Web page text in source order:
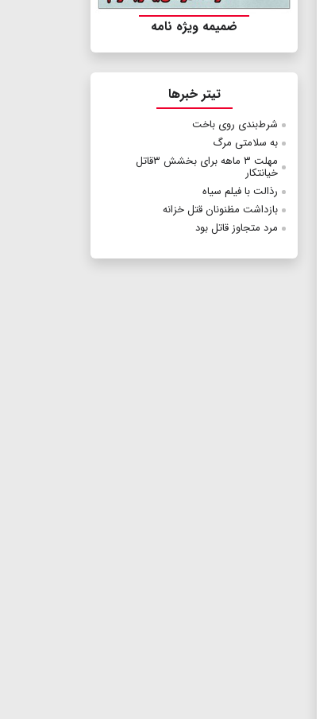
ضمیمه ویژه نامه
تیتر خبرها
شرط‌بندی روی باخت
به سلامتی مرگ
مهلت ۳ ماهه برای بخشش ۳قاتل
خیانتکار
رذالت با فیلم سیاه
بازداشت مظنونان قتل خزانه
مرد متجاوز قاتل بود